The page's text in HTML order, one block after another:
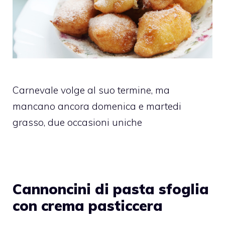
Carnevale volge al suo termine, ma
mancano ancora domenica e martedi
grasso, due occasioni uniche
Cannoncini di pasta sfoglia
con crema pasticcera